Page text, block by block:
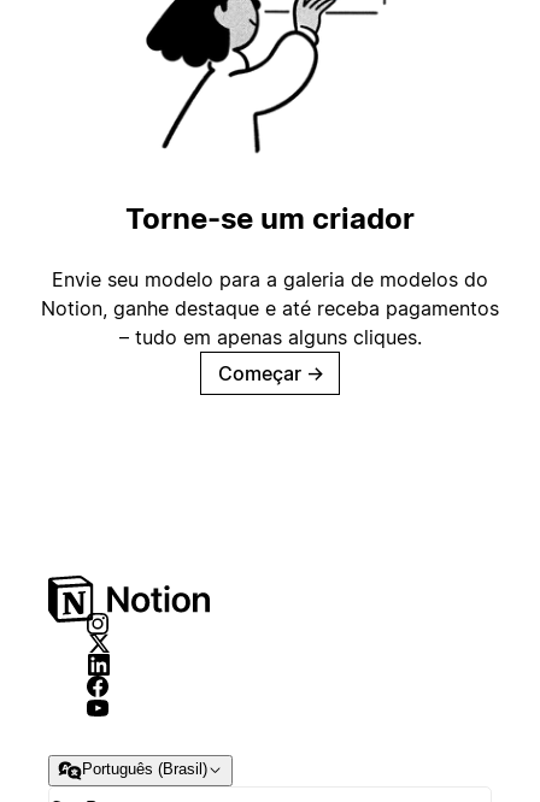
Torne-se um criador
Envie seu modelo para a galeria de modelos do
Notion, ganhe destaque e até receba pagamentos
– tudo em apenas alguns cliques.
Começar →
Português (Brasil)